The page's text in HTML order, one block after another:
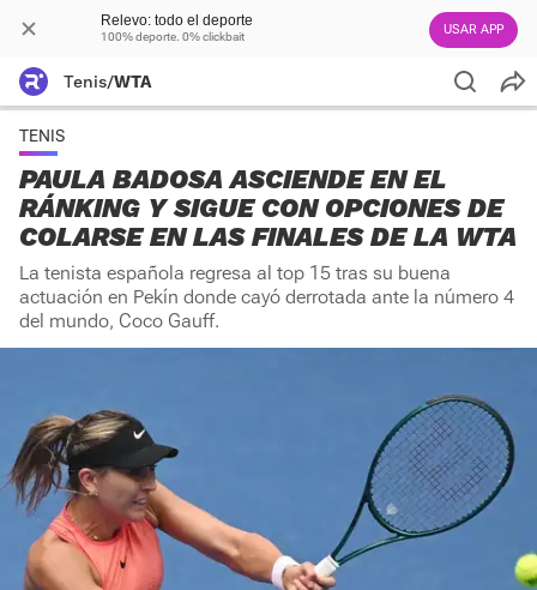
Relevo: todo el deporte
100% deporte. 0% clickbait USAR APP
Tenis/WTA
TENIS
PAULA BADOSA ASCIENDE EN EL
RÁNKING Y SIGUE CON OPCIONES DE
COLARSE EN LAS FINALES DE LA WTA
La tenista española regresa al top 15 tras su buena
actuación en Pekín donde cayó derrotada ante la número 4
del mundo, Coco Gauff.